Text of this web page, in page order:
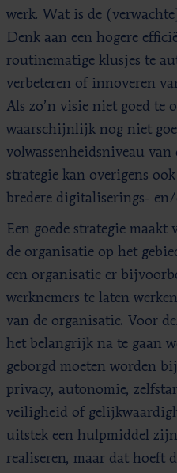
werk. Wat is de
Denk aan een hogere
routinematige klusjes te
verbeteren of innoveren
Als zo’n visie niet goed te
waarschijnlijk nog niet
volwassenheidsniveau
strategie kan overigens
bredere digitaliserings-
Een goede strategie maakt
de organisatie op het
een organisatie er
werknemers te laten
van de organisatie. Voor
het belangrijk na te gaan
geborgd moeten worden
privacy, autonomie,
veiligheid of
uitstek een hulpmiddel
realiseren, maar dat hoeft